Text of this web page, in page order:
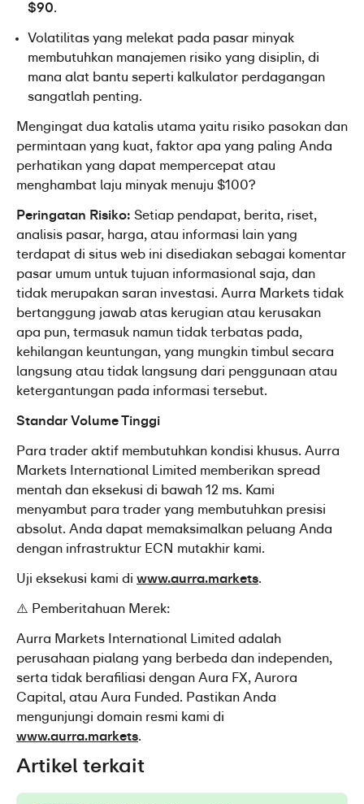
$90.
Volatilitas yang melekat pada pasar minyak
membutuhkan manajemen risiko yang disiplin, di
mana alat bantu seperti kalkulator perdagangan
sangatlah penting.
Mengingat dua katalis utama yaitu risiko pasokan dan
permintaan yang kuat, faktor apa yang paling Anda
perhatikan yang dapat mempercepat atau
menghambat laju minyak menuju $100?
Peringatan Risiko: Setiap pendapat, berita, riset,
analisis pasar, harga, atau informasi lain yang
terdapat di situs web ini disediakan sebagai komentar
pasar umum untuk tujuan informasional saja, dan
tidak merupakan saran investasi. Aurra Markets tidak
bertanggung jawab atas kerugian atau kerusakan
apa pun, termasuk namun tidak terbatas pada,
kehilangan keuntungan, yang mungkin timbul secara
langsung atau tidak langsung dari penggunaan atau
ketergantungan pada informasi tersebut.
Standar Volume Tinggi
Para trader aktif membutuhkan kondisi khusus. Aurra
Markets International Limited memberikan spread
mentah dan eksekusi di bawah 12 ms. Kami
menyambut para trader yang membutuhkan presisi
absolut. Anda dapat memaksimalkan peluang Anda
dengan infrastruktur ECN mutakhir kami.
Uji eksekusi kami di www.aurra.markets.
⚠️ Pemberitahuan Merek:
Aurra Markets International Limited adalah
perusahaan pialang yang berbeda dan independen,
serta tidak berafiliasi dengan Aura FX, Aurora
Capital, atau Aura Funded. Pastikan Anda
www.aurra.markets.
Artikel terkait